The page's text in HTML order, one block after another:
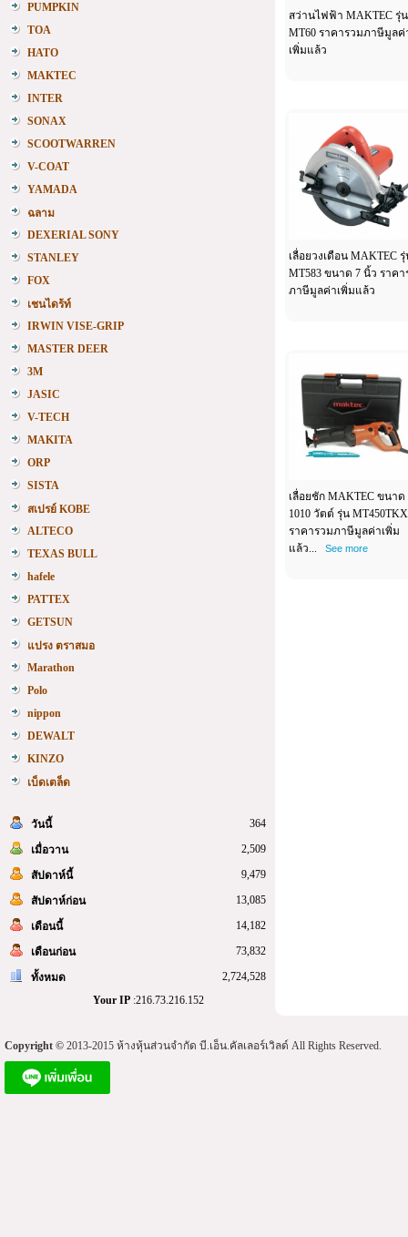
PUMPKIN
TOA
HATO
MAKTEC
INTER
SONAX
SCOOTWARREN
V-COAT
YAMADA
ฉลาม
DEXERIAL SONY
STANLEY
FOX
เชนไดร้ท์
IRWIN VISE-GRIP
MASTER DEER
3M
JASIC
V-TECH
MAKITA
ORP
SISTA
สเปรย์ KOBE
ALTECO
TEXAS BULL
hafele
PATTEX
GETSUN
แปรง ตราสมอ
Marathon
Polo
nippon
DEWALT
KINZO
เบ็ดเตล็ด
วันนี้ 364
เมื่อวาน 2,509
สัปดาห์นี้ 9,479
สัปดาห์ก่อน 13,085
เดือนนี้ 14,182
เดือนก่อน 73,832
ทั้งหมด
2,724,528
Your IP :216.73.216.152
สว่านไฟฟ้า MAKTEC รุ่น
MT60 ราคารวมภาษีมูลค่
เพิ่มแล้ว
เลื่อยวงเดือน MAKTEC
MT583 ขนาด 7 นิ้ว ราคา
ภาษีมูลค่าเพิ่มแล้ว
เลื่อยชัก MAKTEC ขนาด
1010 วัตต์ รุ่น
ราคารวมภาษีมูลค่าเพิ่ม
แล้ว...
See more
Copyright © 2013-2015 ห้างหุ้นส่วนจำกัด บี.เอ็น.คัลเลอร์เวิลด์ All Rights Reserved.